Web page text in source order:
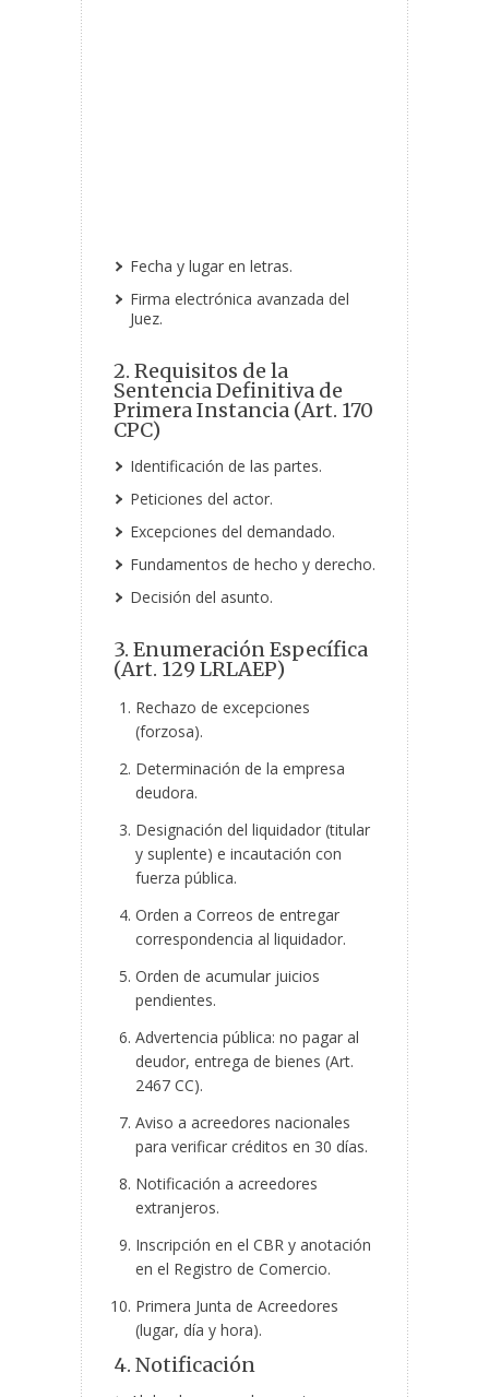
Fecha y lugar en letras.
Firma electrónica avanzada del
Juez.
2. Requisitos de la
Sentencia Definitiva de
Primera Instancia (Art. 170
CPC)
Identificación de las partes.
Peticiones del actor.
Excepciones del demandado.
Fundamentos de hecho y derecho.
Decisión del asunto.
3. Enumeración Específica
(Art. 129 LRLAEP)
Rechazo de excepciones
(forzosa).
Determinación de la empresa
deudora.
Designación del liquidador (titular
y suplente) e incautación con
fuerza pública.
Orden a Correos de entregar
correspondencia al liquidador.
Orden de acumular juicios
pendientes.
Advertencia pública: no pagar al
deudor, entrega de bienes (Art.
2467 CC).
Aviso a acreedores nacionales
para verificar créditos en 30 días.
Notificación a acreedores
extranjeros.
Inscripción en el CBR y anotación
en el Registro de Comercio.
Primera Junta de Acreedores
(lugar, día y hora).
4. Notificación